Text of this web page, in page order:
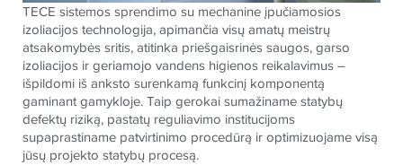
TECE sistemos sprendimo su mechanine įpučiamosios
izoliacijos technologija, apimančia visų amatų meistrų
atsakomybės sritis, atitinka priešgaisrinės saugos, garso
izoliacijos ir geriamojo vandens higienos reikalavimus –
išpildomi iš anksto surenkamą funkcinį komponentą
gaminant gamykloje. Taip gerokai sumažiname statybų
defektų riziką, pastatų reguliavimo institucijoms
supaprastiname patvirtinimo procedūrą ir optimizuojame visą
jūsų projekto statybų procesą.